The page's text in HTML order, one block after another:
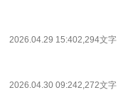
2026.04.29 15:402,294文字
2026.04.30 09:242,272文字